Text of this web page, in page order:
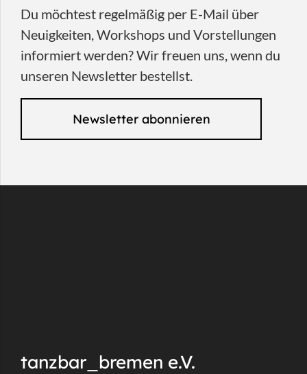
Du möchtest regelmäßig per E-Mail über
Neuigkeiten, Workshops und Vorstellungen
informiert werden? Wir freuen uns, wenn du
unseren Newsletter bestellst.
Newsletter abonnieren
tanzbar_bremen e.V.